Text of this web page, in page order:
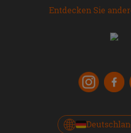
Entdecken Sie